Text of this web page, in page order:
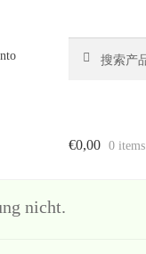
索：
€0,00 0 items
nicht.